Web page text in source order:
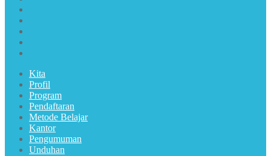
Kita
Profil
Program
Pendaftaran
Metode Belajar
Kantor
Pengumuman
Unduhan